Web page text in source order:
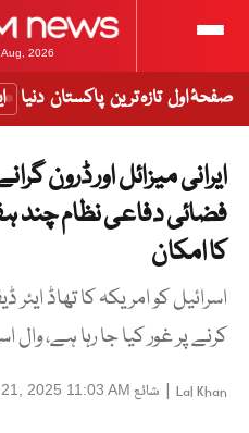
Aug, 2026
صفحۂ اول تازہ ترین پاکستان دنیا
ایرانی میزائل اور ڈرون
فضائی دفاعی نظام چند
کا امکان
اسرائیل کو امریکہ کا تھاڈ
کرنے پر غور کیا جا رہا ہے،
Lal Khan
| شائع 2025 11:03 AM